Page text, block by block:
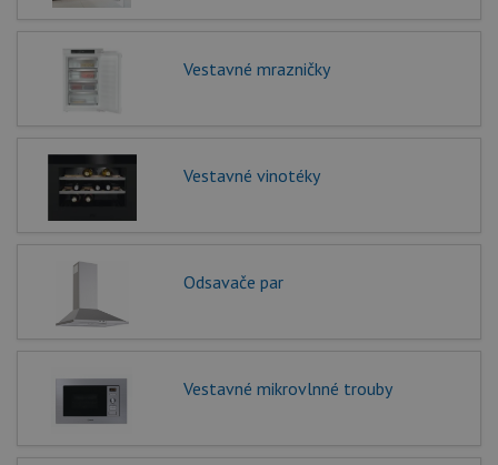
Vestavné mrazničky
Vestavné vinotéky
Odsavače par
Vestavné mikrovlnné trouby